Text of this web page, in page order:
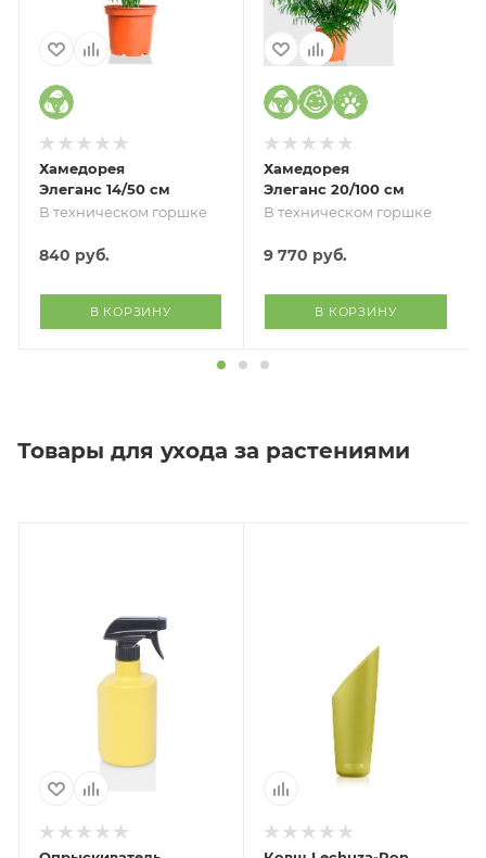
Хамедорея
Элеганс 14/50 см
В техническом горшке
840 руб.
В КОРЗИНУ
Хамедорея
Элеганс 20/100 см
В техническом горшке
9 770 руб.
В КОРЗИНУ
Товары для ухода за растениями